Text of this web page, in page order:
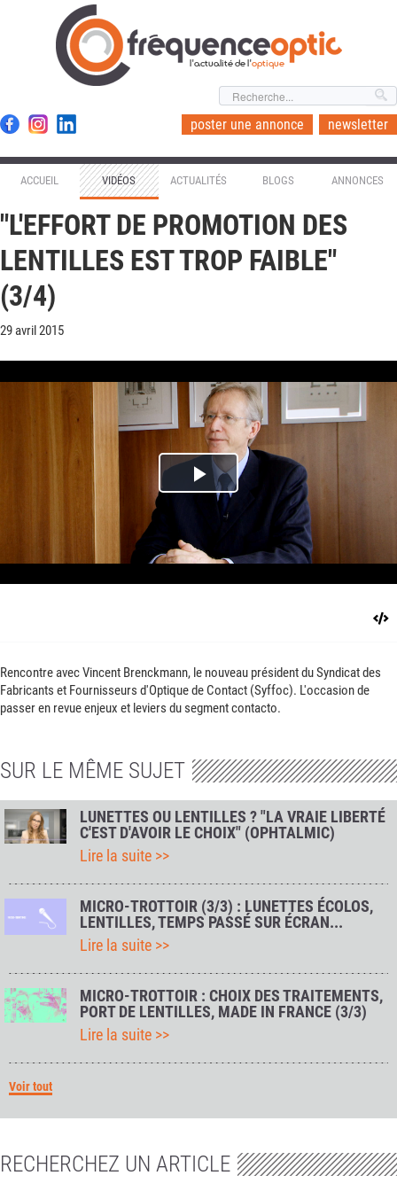
l'actualité de l'optique
poster une annonce newsletter
ACCUEIL VIDÉOS ACTUALITÉS BLOGS ANNONCES
"L'EFFORT DE PROMOTION DES
LENTILLES EST TROP FAIBLE"
(3/4)
29 avril 2015
Play
Rencontre avec Vincent Brenckmann, le nouveau président du Syndicat des
Fabricants et Fournisseurs d'Optique de Contact (Syffoc). L'occasion de
passer en revue enjeux et leviers du segment contacto.
SUR LE MÊME SUJET
LUNETTES OU LENTILLES ? "LA VRAIE LIBERTÉ
C'EST D'AVOIR LE CHOIX" (OPHTALMIC)
Lire la suite >>
MICRO-TROTTOIR (3/3) : LUNETTES ÉCOLOS,
LENTILLES, TEMPS PASSÉ SUR ÉCRAN...
Lire la suite >>
MICRO-TROTTOIR : CHOIX DES TRAITEMENTS,
PORT DE LENTILLES, MADE IN FRANCE (3/3)
Lire la suite >>
Voir tout
RECHERCHEZ UN ARTICLE